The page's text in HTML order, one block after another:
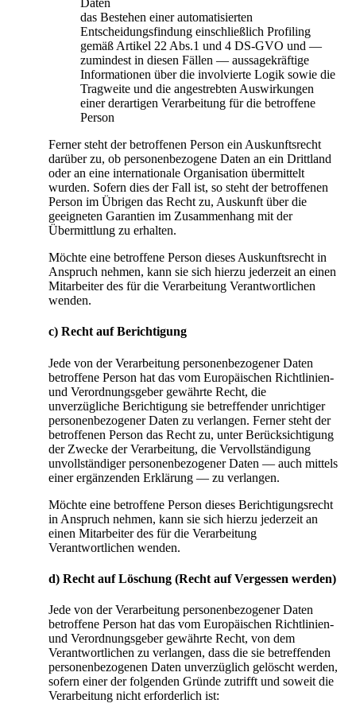
Daten
das Bestehen einer automatisierten
Entscheidungsfindung einschließlich Profiling
gemäß Artikel 22 Abs.1 und 4 DS-GVO und —
zumindest in diesen Fällen — aussagekräftige
Informationen über die involvierte Logik sowie die
Tragweite und die angestrebten Auswirkungen
einer derartigen Verarbeitung für die betroffene
Person
Ferner steht der betroffenen Person ein Auskunftsrecht
darüber zu, ob personenbezogene Daten an ein Drittland
oder an eine internationale Organisation übermittelt
wurden. Sofern dies der Fall ist, so steht der betroffenen
Person im Übrigen das Recht zu, Auskunft über die
geeigneten Garantien im Zusammenhang mit der
Übermittlung zu erhalten.
Möchte eine betroffene Person dieses Auskunftsrecht in
Anspruch nehmen, kann sie sich hierzu jederzeit an einen
Mitarbeiter des für die Verarbeitung Verantwortlichen
wenden.
c) Recht auf Berichtigung
Jede von der Verarbeitung personenbezogener Daten
betroffene Person hat das vom Europäischen Richtlinien-
und Verordnungsgeber gewährte Recht, die
unverzügliche Berichtigung sie betreffender unrichtiger
personenbezogener Daten zu verlangen. Ferner steht der
betroffenen Person das Recht zu, unter Berücksichtigung
der Zwecke der Verarbeitung, die Vervollständigung
unvollständiger personenbezogener Daten — auch mittels
einer ergänzenden Erklärung — zu verlangen.
Möchte eine betroffene Person dieses Berichtigungsrecht
in Anspruch nehmen, kann sie sich hierzu jederzeit an
einen Mitarbeiter des für die Verarbeitung
Verantwortlichen wenden.
d) Recht auf Löschung (Recht auf Vergessen werden)
Jede von der Verarbeitung personenbezogener Daten
betroffene Person hat das vom Europäischen Richtlinien-
und Verordnungsgeber gewährte Recht, von dem
Verantwortlichen zu verlangen, dass die sie betreffenden
personenbezogenen Daten unverzüglich gelöscht werden,
sofern einer der folgenden Gründe zutrifft und soweit die
Verarbeitung nicht erforderlich ist: